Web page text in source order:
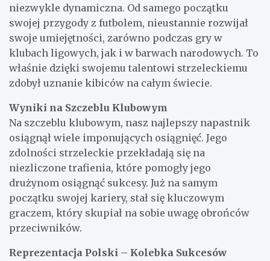
niezwykle dynamiczna. Od samego początku
swojej przygody z futbolem, nieustannie rozwijał
swoje umiejętności, zarówno podczas gry w
klubach ligowych, jak i w barwach narodowych. To
właśnie dzięki swojemu talentowi strzeleckiemu
zdobył uznanie kibiców na całym świecie.
Wyniki na Szczeblu Klubowym
Na szczeblu klubowym, nasz najlepszy napastnik
osiągnął wiele imponujących osiągnięć. Jego
zdolności strzeleckie przekładają się na
niezliczone trafienia, które pomogły jego
drużynom osiągnąć sukcesy. Już na samym
początku swojej kariery, stał się kluczowym
graczem, który skupiał na sobie uwagę obrońców
przeciwników.
Reprezentacja Polski – Kolebka Sukcesów